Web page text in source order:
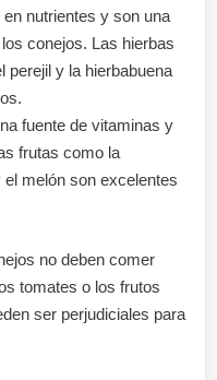
nutrientes y son una
conejos. Las hierbas
perejil y la hierbabuena
fuente de vitaminas y
frutas como la
melón son excelentes
no deben comer
tomates o los frutos
ser perjudiciales para